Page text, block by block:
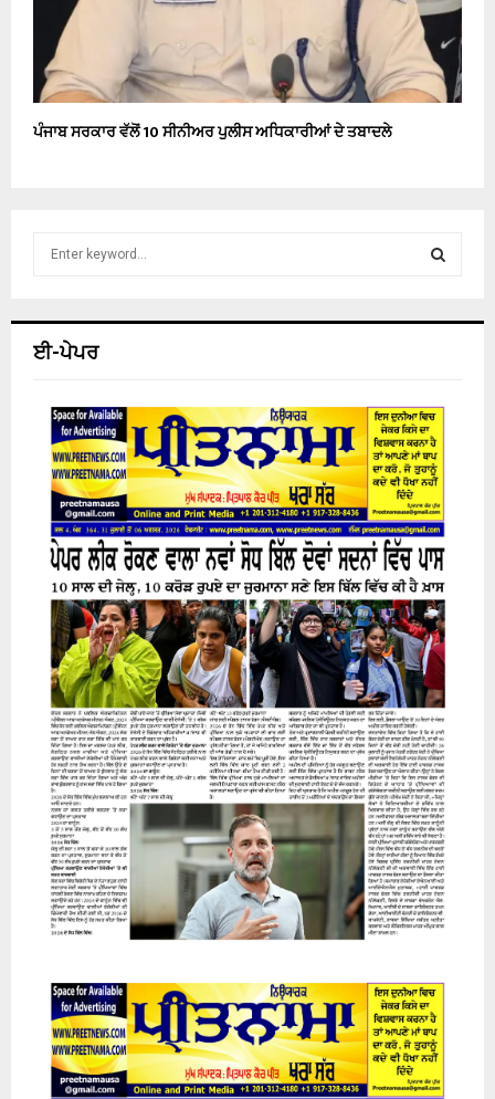
ਪੰਜਾਬ ਸਰਕਾਰ ਵੱਲੋਂ 10 ਸੀਨੀਅਰ ਪੁਲੀਸ ਅਧਿਕਾਰੀਆਂ ਦੇ ਤਬਾਦਲੇ
h
R
C
H
ਈ-ਪੇਪਰ
31 July 2026